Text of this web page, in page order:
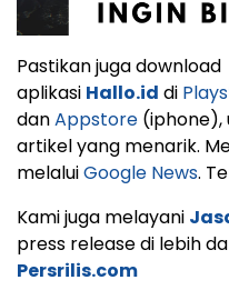
Pastikan juga download
aplikasi Hallo.id di
danAppstore (iphone),
artikel yang menarik.
melaluiGoogle News.
Kami juga melayani
press release di lebih
Persrilis.com